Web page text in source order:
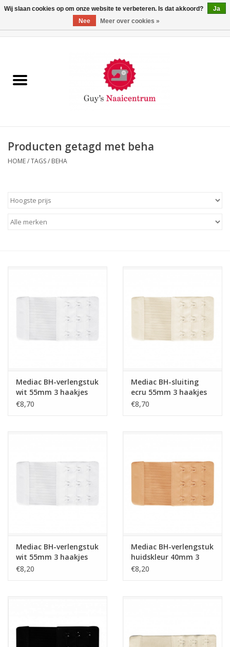
Machines
Paspoppen
Opbergsystemen
Handwerk
Sale / Coupons
Producten getagd met beha
HOME/TAGS/ BEHA
Mediac BH-verlengstuk
wit 55mm 3 haakjes
€8,70
Mediac BH-sluiting
ecru 55mm 3 haakjes
€8,70
Mediac BH-verlengstuk
wit 55mm 3 haakjes
€8,20
Mediac BH-verlengstuk
huidskleur 40mm 3
haakjes
€8,20
Wij slaan cookies op om onze website te verbeteren. Is dat akkoord?
Ja
Nee
Meer over cookies »